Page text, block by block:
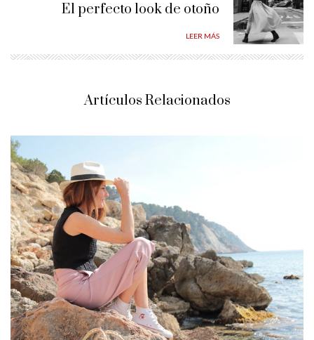
El perfecto look de otoño
LEER MÁS
Artículos Relacionados